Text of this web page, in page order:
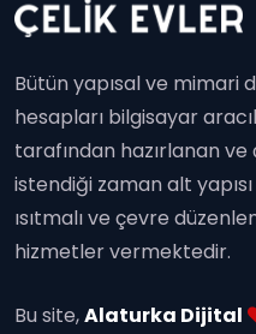
Bütün yapısal ve mimari
hesapları bilgisayar
tarafından hazırlanan
istendiği zaman alt
ısıtmalı ve çevre
hizmetler vermektedir.
Bu site,Alaturka Dijital